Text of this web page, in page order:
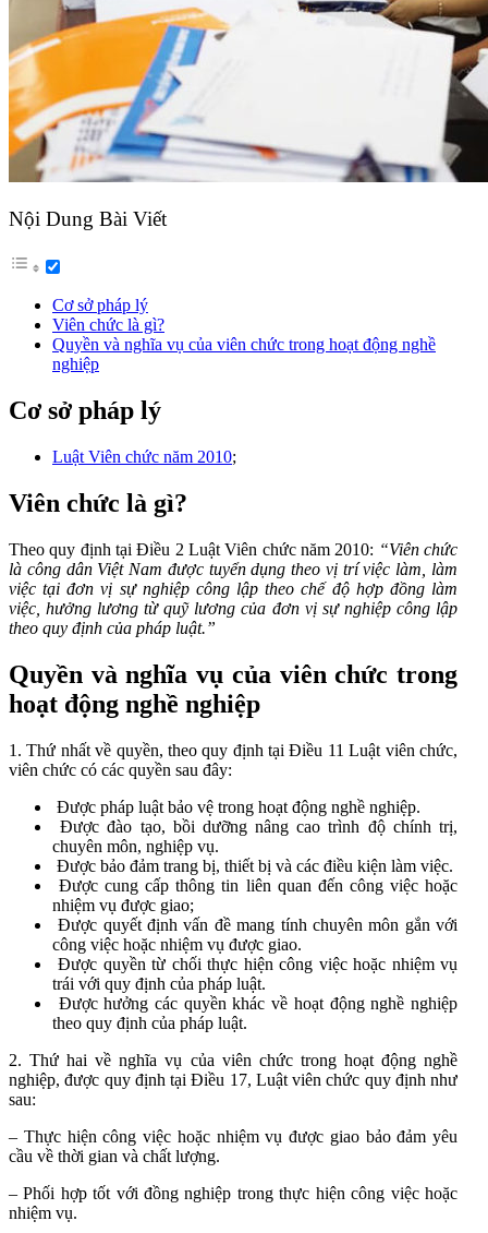
Nội Dung Bài Viết
Cơ sở pháp lý
Viên chức là gì?
Quyền và nghĩa vụ của viên chức trong hoạt động nghề
nghiệp
Cơ sở pháp lý
Luật Viên chức năm 2010;
Viên chức là gì?
Theo quy định tại Điều 2 Luật Viên chức năm 2010: “Viên chức
là công dân Việt Nam được tuyển dụng theo vị trí việc làm, làm
việc tại đơn vị sự nghiệp công lập theo chế độ hợp đồng làm
việc, hưởng lương từ quỹ lương của đơn vị sự nghiệp công lập
theo quy định của pháp luật.”
Quyền và nghĩa vụ của viên chức trong
hoạt động nghề nghiệp
1. Thứ nhất về quyền, theo quy định tại Điều 11 Luật viên chức,
viên chức có các quyền sau đây:
Được pháp luật bảo vệ trong hoạt động nghề nghiệp.
Được đào tạo, bồi dưỡng nâng cao trình độ chính trị,
chuyên môn, nghiệp vụ.
Được bảo đảm trang bị, thiết bị và các điều kiện làm việc.
Được cung cấp thông tin liên quan đến công việc hoặc
nhiệm vụ được giao;
Được quyết định vấn đề mang tính chuyên môn gắn với
công việc hoặc nhiệm vụ được giao.
Được quyền từ chối thực hiện công việc hoặc nhiệm vụ
trái với quy định của pháp luật.
Được hưởng các quyền khác về hoạt động nghề nghiệp
theo quy định của pháp luật.
2. Thứ hai về nghĩa vụ của viên chức trong hoạt động nghề
nghiệp, được quy định tại Điều 17, Luật viên chức quy định như
sau:
– Thực hiện công việc hoặc nhiệm vụ được giao bảo đảm yêu
cầu về thời gian và chất lượng.
– Phối hợp tốt với đồng nghiệp trong thực hiện công việc hoặc
nhiệm vụ.